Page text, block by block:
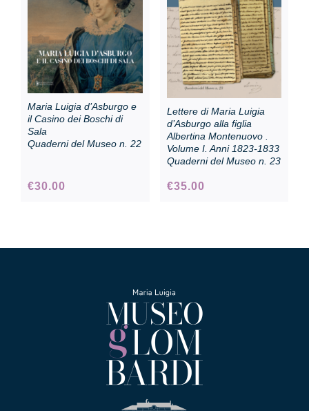
Collezione
Contatti e biglietti
Accessibilità
Maria Luigia d’Asburgo e
il Casino dei Boschi di
Sala
Quaderni del Museo n. 22
€30.00
Lettere di Maria Luigia
d’Asburgo alla figlia
Albertina Montenuovo .
Volume I. Anni 1823-1833
Quaderni del Museo n. 23
€35.00